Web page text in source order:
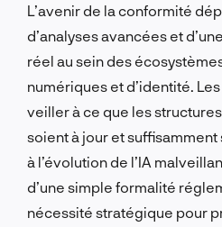
L’avenir de la conformité
d’analyses avancées et
réel au sein des
numériques et d’identité.
veiller à ce que les
soient à jour et
à l’évolution de l’IA
d’une simple formalité
nécessité stratégique pour